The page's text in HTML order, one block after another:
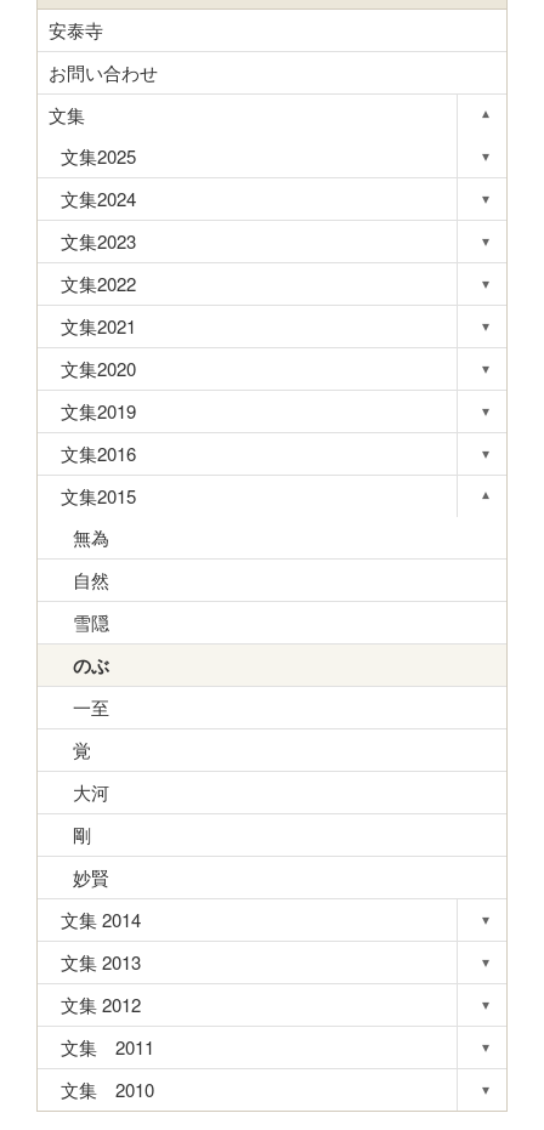
安泰寺
お問い合わせ
文集
▾
文集2025 ▾
文集2024 ▾
文集2023 ▾
文集2022 ▾
文集2021 ▾
文集2020 ▾
文集2019 ▾
文集2016 ▾
文集2015 ▾
無為
自然
雪隠
のぶ
一至
覚
大河
剛
妙賢
文集 2014
▾
文集 2013 ▾
文集 2012 ▾
文集 2011 ▾
文集 2010 ▾